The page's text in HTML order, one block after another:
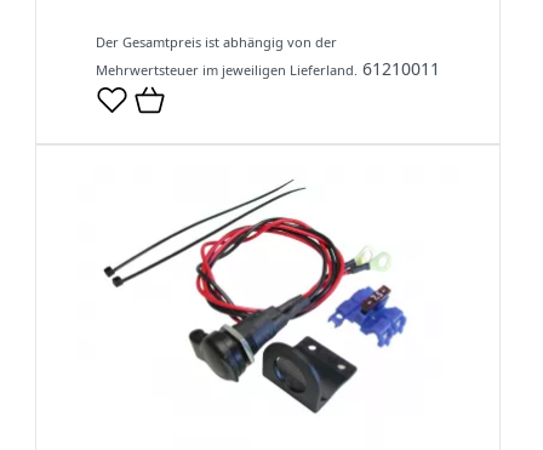
Der Gesamtpreis ist abhängig von der
Mehrwertsteuer im jeweiligen Lieferland. 61210011